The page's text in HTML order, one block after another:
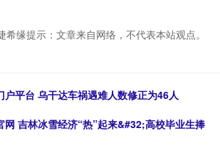
希缘提示：文章来自网络，不代表本站观点。
户平台 乌干达车祸遇难人数修正为46人
网 吉林冰雪经济“热”起来&#32;高校毕业生捧